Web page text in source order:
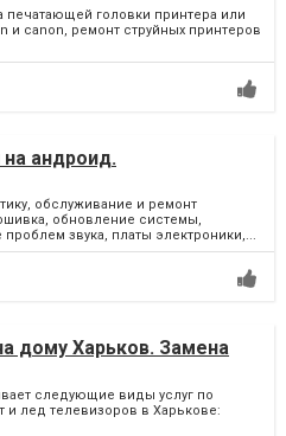
печатающей головки принтера или
и canon, ремонт струйных принтеров
андроид.
обслуживание и ремонт
обновление системы,
проблем звука, платы электроники,...
дому Харьков. Замена
следующие виды услуг по
и лед телевизоров в Харькове: